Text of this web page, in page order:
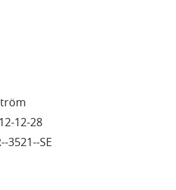
12-28
3521--SE